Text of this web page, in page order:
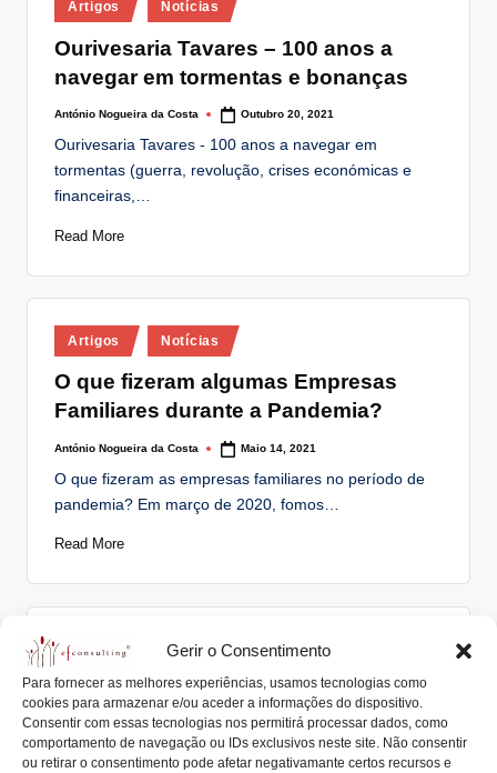
Gerir o Consentimento
Para fornecer as melhores experiências, usamos tecnologias como
cookies para armazenar e/ou aceder a informações do dispositivo.
Consentir com essas tecnologias nos permitirá processar dados, como
comportamento de navegação ou IDs exclusivos neste site. Não consentir
ou retirar o consentimento pode afetar negativamante certos recursos e
in
Artigos Notícias
Ourivesaria Tavares – 100 anos a
navegar em tormentas e bonanças
Posted
António Nogueira da Costa Outubro 20, 2021
Ourivesaria Tavares - 100 anos a navegar em
tormentas (guerra, revolução, crises económicas e
financeiras,…
Read More
Posted
in
Artigos Notícias
O que fizeram algumas Empresas
Familiares durante a Pandemia?
Posted
António Nogueira da Costa Maio 14, 2021
O que fizeram as empresas familiares no período de
pandemia? Em março de 2020, fomos…
Read More
Posted
in
Artigos Notícias
2020: O ANO DO IMPOSSÍVEL
by
António Nogueira da Costa Dezembro 18, 2020
2020 classificado como o ANO DO IMPOSSÍVEL! O